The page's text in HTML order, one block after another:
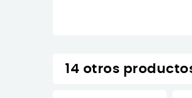
14 otros